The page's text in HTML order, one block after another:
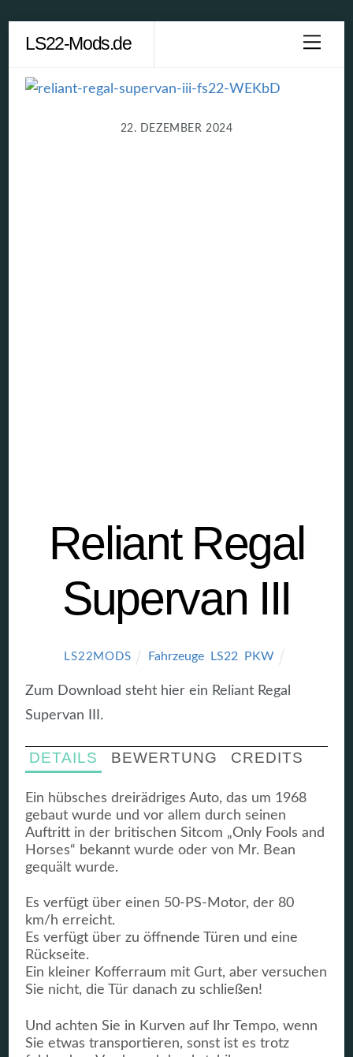
content
LS22-Mods.de
22. DEZEMBER 2024
Reliant Regal
Supervan III
LS22MODS Fahrzeuge, LS22 PKW
Zum Download steht hier ein Reliant Regal
Supervan III.
DETAILS BEWERTUNG CREDITS
Ein hübsches dreirädriges Auto, das um 1968
gebaut wurde und vor allem durch seinen
Auftritt in der britischen Sitcom „Only Fools and
Horses“ bekannt wurde oder von Mr. Bean
gequält wurde.
Es verfügt über einen 50-PS-Motor, der 80
km/h erreicht.
Es verfügt über zu öffnende Türen und eine
Rückseite.
Ein kleiner Kofferraum mit Gurt, aber versuchen
Sie nicht, die Tür danach zu schließen!
Und achten Sie in Kurven auf Ihr Tempo, wenn
Sie etwas transportieren, sonst ist es trotz